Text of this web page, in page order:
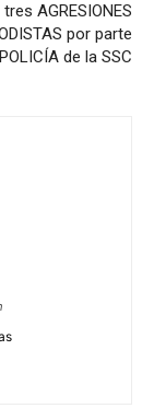
AGRESIONES
por parte
de la SSC